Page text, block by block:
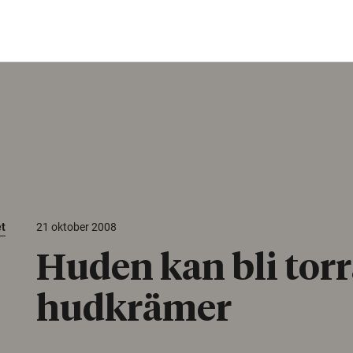
21 oktober 2008
Huden kan bli
hudkrämer